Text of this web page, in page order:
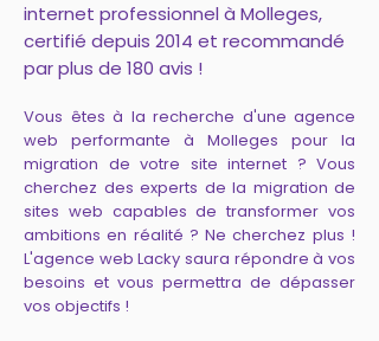
internet professionnel à Molleges,
certifié depuis 2014 et recommandé
par plus de 180 avis !
Vous êtes à la recherche d'une agence
web performante à Molleges pour la
migration de votre site internet ? Vous
cherchez des experts de la migration de
sites web capables de transformer vos
ambitions en réalité ? Ne cherchez plus !
L'agence web Lacky saura répondre à vos
besoins et vous permettra de dépasser
vos objectifs !